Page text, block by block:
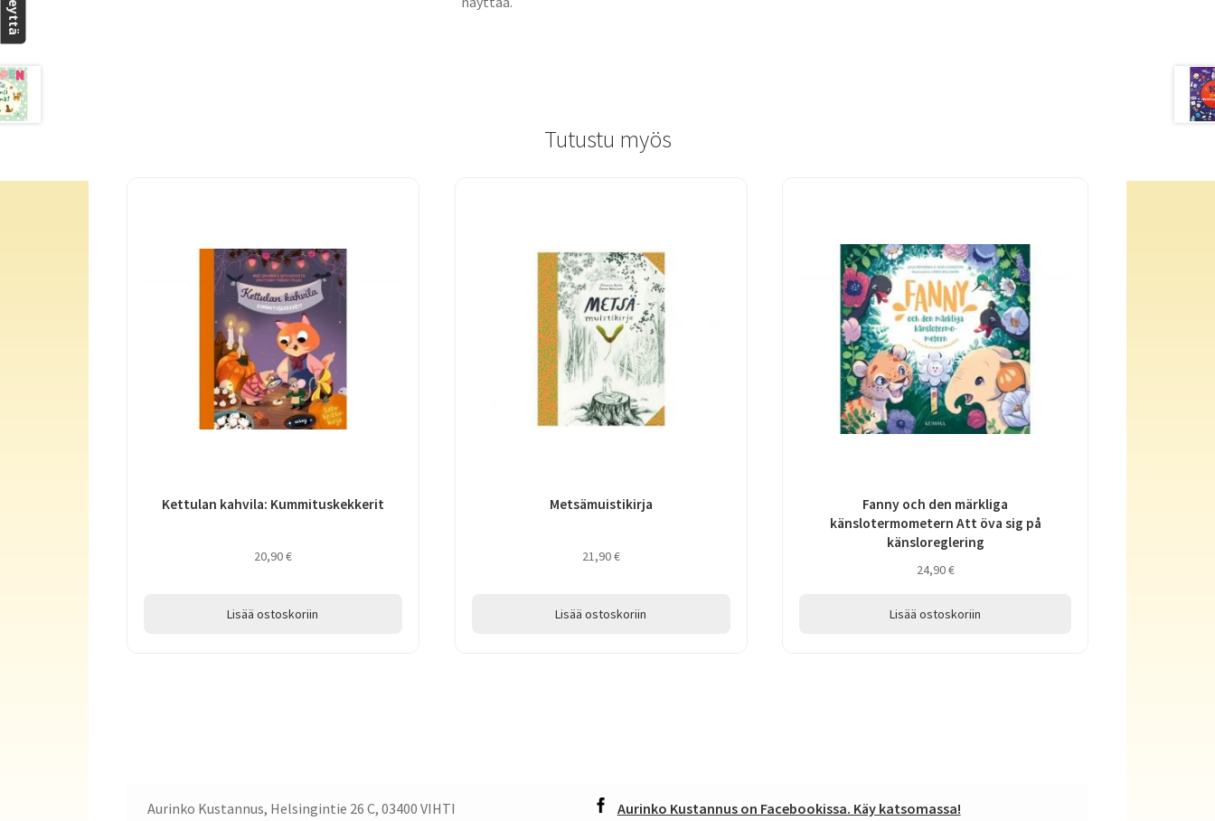
Tutustu myös
Kettulan kahvila: Kummituskekkerit
20,90€
Lisää ostoskoriin
Metsämuistikirja
21,90€
Lisää ostoskoriin
Fanny och den märkliga
känslotermometern Att öva sig på
känsloreglering
24,90€
Lisää ostoskoriin
Aurinko Kustannus, Helsingintie 26 C, 03400 VIHTI Aurinko Kustannus on Facebookissa. Käy katsomassa!